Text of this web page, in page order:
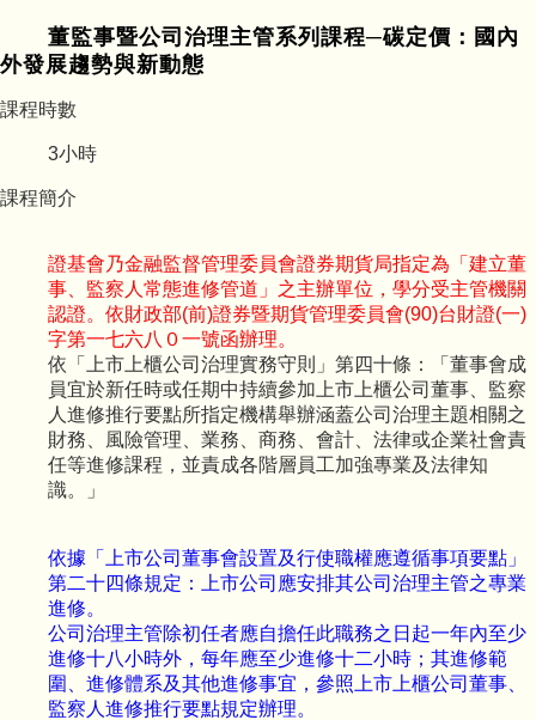
董監事暨公司治理主管系列課程─碳定價：國內
外發展趨勢與新動態
課程時數
3小時
課程簡介
證基會乃金融監督管理委員會證券期貨局指定為「建立董
事、監察人常態進修管道」之主辦單位，學分受主管機關
認證。依財政部(前)證券暨期貨管理委員會(90)台財證(一)
字第一七六八０一號函辦理。
依「上市上櫃公司治理實務守則」第四十條：「董事會成
員宜於新任時或任期中持續參加上市上櫃公司董事、監察
人進修推行要點所指定機構舉辦涵蓋公司治理主題相關之
財務、風險管理、業務、商務、會計、法律或企業社會責
任等進修課程，並責成各階層員工加強專業及法律知
識。」
依據「上市公司董事會設置及行使職權應遵循事項要點」
第二十四條規定：上市公司應安排其公司治理主管之專業
進修。
公司治理主管除初任者應自擔任此職務之日起一年內至少
進修十八小時外，每年應至少進修十二小時；其進修範
圍、進修體系及其他進修事宜，參照上市上櫃公司董事、
監察人進修推行要點規定辦理。